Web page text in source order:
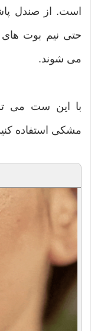
است. از صندل
حتی نیم بوت
می شوند.
با این ست می
مشکی استفاده